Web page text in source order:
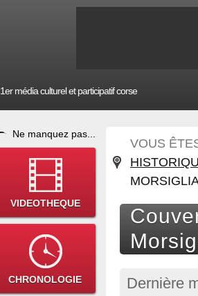
1er média culturel et participatif corse
Ne manquez pas...
VIDEOTHEQUE
CHRONOLOGIE
VOUS
Dernière